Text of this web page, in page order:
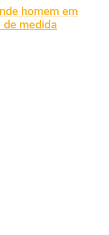
homem em
medida